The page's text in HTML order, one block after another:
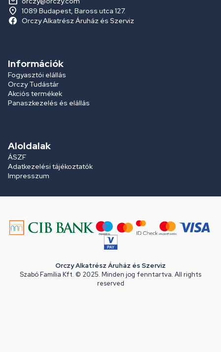
1089 Budapest, Baross utca 127.
Orczy Alkatrész Áruház és Szerviz
Információk
Fogyasztói elállás
Orczy Tudástár
Akciós termékek
Panaszkezelés és elállás
Aloldalak
ÁSZF
Adatkezelési tájékoztatók
Impresszum
Orczy Alkatrész Áruház és Szerviz
Szabó Família Kft. © 2025. Minden jog fenntartva. All rights
reserved